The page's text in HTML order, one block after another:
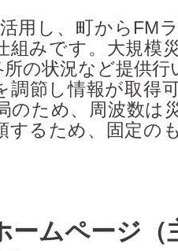
用し、町からFM
組みです。大規模
の状況など提供行
調節し情報が取得
のため、周波数は
するため、固定の
ームページ（